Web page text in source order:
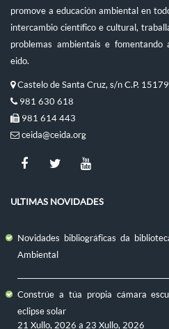
promove a educación ambiental en
intercambio científico e cultural,
problemas ambientais e fomentando
eido.
Castelo de Santa Cruz, s/n C.P.
981 630 618
981 614 443
ceida@ceida.org
ULTIMAS NOVIDADES
Novidades bibliográficas da
Ambiental
Constrúe a túa propia cámara
eclipse solar
21 Xullo, 2026 a 23 Xullo, 2026